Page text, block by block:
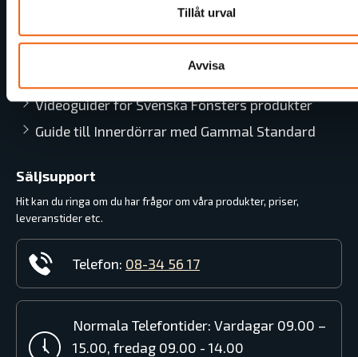
Tillåt urval
Avvisa
Videoguider för Svenska Fönsters produkter
Guide till Innerdörrar med Gammal Standard
Säljsupport
Hit kan du ringa om du har frågor om våra produkter, priser,
leveranstider etc.
Telefon: 08-34 56 17
Normala Telefontider: Vardagar 09.00 –
15.00, fredag 09.00 - 14.00